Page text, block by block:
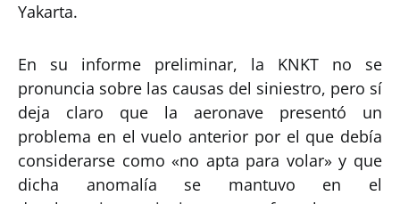
Yakarta.
En su informe preliminar, la KNKT no se
pronuncia sobre las causas del siniestro, pero sí
deja claro que la aeronave presentó un
problema en el vuelo anterior por el que debía
considerarse como «no apta para volar» y que
dicha anomalía se mantuvo en el